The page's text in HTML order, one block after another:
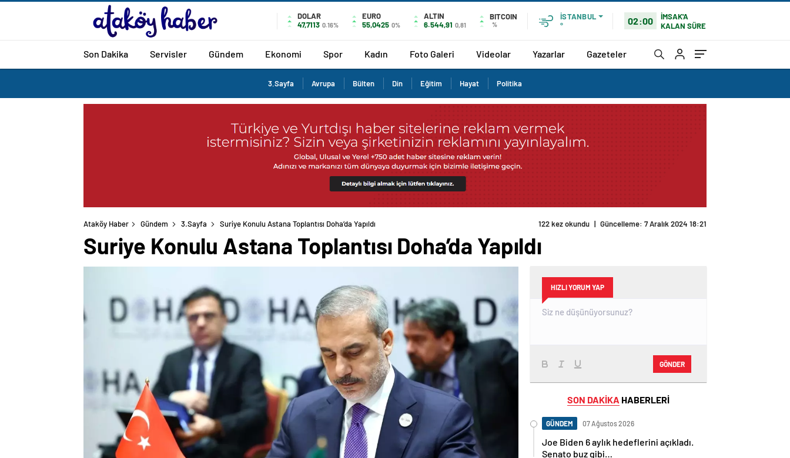
DOLAR
47,7113 0.16%
EURO
55,0425 0%
ALTIN
6.544,91 0,81
BITCOIN
%
İSTANBUL
°
02:00
İMSAK'A
KALAN SÜRE
Son Dakika Servisler Gündem Ekonomi Spor Kadın Foto Galeri Videolar Yazarlar Gazeteler
3.Sayfa Avrupa Bülten Din Eğitim Hayat Politika
Ataköy Haber Gündem 3.Sayfa Suriye Konulu Astana Toplantısı Doha’da Yapıldı
Suriye Konulu Astana Toplantısı Doha’da Yapıldı
HIZLI YORUM YAP
GÖNDER
SON DAKİKA HABERLERİ
GÜNDEM 07 Ağustos 2026
Joe Biden 6 aylık hedeflerini açıkladı.
Senato buz gibi…